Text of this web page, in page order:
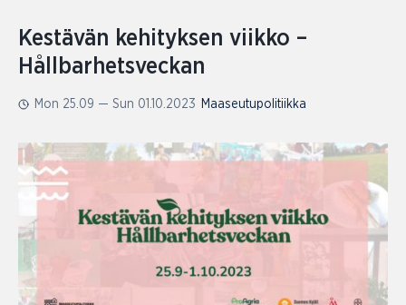
Kestävän kehityksen viikko –
Hållbarhetsveckan
Mon 25.09 — Sun 01.10.2023 Maaseutupolitiikka